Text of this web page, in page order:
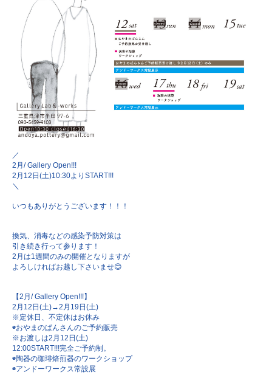
／
2月/ Gallery Open!!!
2月12日(土)10:30よりSTART!!!
＼
いつもありがとうございます！！！
換気、消毒などの感染予防対策は
引き続き行って参ります！
2月は1週間のみの開催となりますが
よろしければお越し下さいませ😊
【2月/ Gallery Open!!!】
2月12日(土)→2月19日(土)
※定休日、不定休はお休み
◉おやまのぱんさんのご予約販売
※お渡しは2月12日(土)
12:00START!!!完全ご予約制。
◉陶器の珈琲焙煎器のワークショップ
◉アンドーワークス常設展